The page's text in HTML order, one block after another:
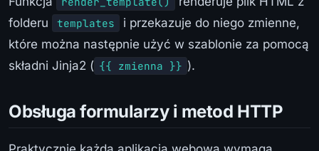
folderu
templates
i przekazuje do niego zmienne,
które można następnie użyć w szablonie za pomocą
składni Jinja2 ( {{ zmienna }} ).
Obsługa formularzy i metod HTTP